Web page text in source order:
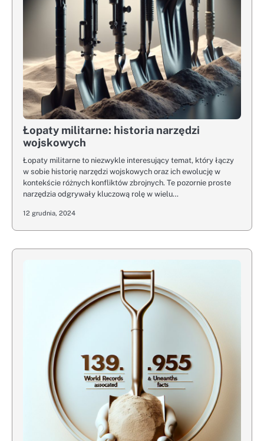
Łopaty militarne: historia narzędzi
wojskowych
Łopaty militarne to niezwykle interesujący temat, który łączy
w sobie historię narzędzi wojskowych oraz ich ewolucję w
kontekście różnych konfliktów zbrojnych. Te pozornie proste
narzędzia odgrywały kluczową rolę w wielu…
12 grudnia, 2024